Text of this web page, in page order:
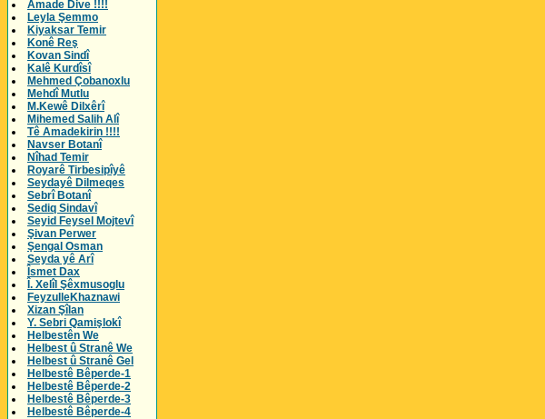
Amade Dive !!!!
Leyla Şemmo
Kiyaksar Temir
Konê Reş
Kovan Sindî
Kalê Kurdîsî
Mehmed Çobanoxlu
Mehdî Mutlu
M.Kewê Dilxêrî
Mihemed Salih Alî
Tê Amadekirin !!!!
Navser Botanî
Nîhad Temir
Royarê Tirbesipîyê
Seydayê Dilmeqes
Sebrî Botanî
Sediq Sindavî
Seyid Feysel Mojtevî
Şivan Perwer
Şengal Osman
Seyda yê Arî
Îsmet Dax
Î. Xelîl Şêxmusoglu
FeyzulleKhaznawi
Xizan Şîlan
Y. Sebri Qamişlokî
Helbestên We
Helbest û Stranê We
Helbest û Stranê Gel
Helbestê Bêperde-1
Helbestê Bêperde-2
Helbestê Bêperde-3
Helbestê Bêperde-4